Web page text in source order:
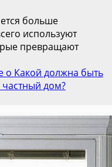
больше
используют
превращают
о Какой должна быть
частный дом?